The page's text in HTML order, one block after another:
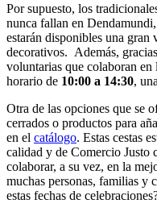
Por supuesto, los
nunca fallan en
estarán disponibles una gran
decorativos. Además,
voluntarias que colaboran en
horario de 10:00 a 14:30,
Otra de las opciones que se
cerrados o productos para
en el catálogo. Estas cestas
calidad y de Comercio Justo
colaborar, a su vez, en la
muchas personas, familias y
estas fechas de